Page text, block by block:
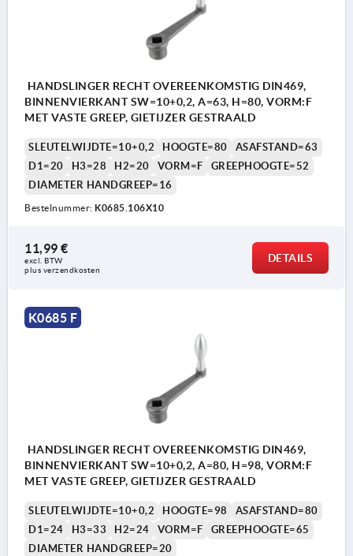
HANDSLINGER RECHT OVEREENKOMSTIG DIN469,
BINNENVIERKANT SW=10+0,2, A=63, H=80, VORM:F
MET VASTE GREEP, GIETIJZER GESTRAALD
SLEUTELWIJDTE=10+0,2 HOOGTE=80
ASAFSTAND=63
D1=20
H3=28 H2=20 VORM=F
GREEPHOOGTE=52
DIAMETER HANDGREEP=16
Bestelnummer: K0685.106X10
11,99 €
excl. BTW
plus verzendkosten
DETAILS
K0685 F
HANDSLINGER RECHT OVEREENKOMSTIG DIN469,
BINNENVIERKANT SW=10+0,2, A=80, H=98, VORM:F
MET VASTE GREEP, GIETIJZER GESTRAALD
SLEUTELWIJDTE=10+0,2 HOOGTE=98
ASAFSTAND=80
D1=24
H3=33 H2=24 VORM=F
GREEPHOOGTE=65
DIAMETER HANDGREEP=20